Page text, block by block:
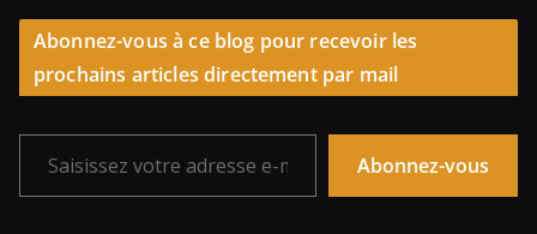
Abonnez-vous à ce blog pour recevoir les
prochains articles directement par mail
Saisissez votre adresse e-mail…
Abonnez-vous